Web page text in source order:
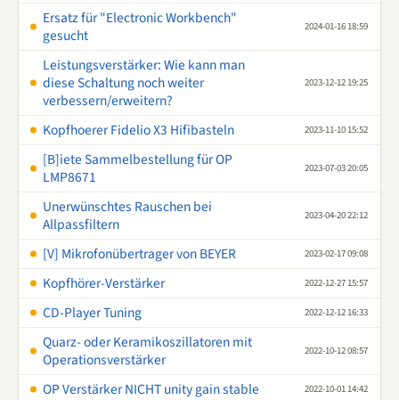
Ersatz für "Electronic Workbench"
gesucht
2024-01-16 18:59
Leistungsverstärker: Wie kann man
diese Schaltung noch weiter
verbessern/erweitern?
2023-12-12 19:25
Kopfhoerer Fidelio X3 Hifibasteln 2023-11-10 15:52
[B]iete Sammelbestellung für OP
LMP8671
2023-07-03 20:05
Unerwünschtes Rauschen bei
Allpassfiltern
2023-04-20 22:12
[V] Mikrofonübertrager von BEYER 2023-02-17 09:08
Kopfhörer-Verstärker 2022-12-27 15:57
CD-Player Tuning 2022-12-12 16:33
Quarz- oder Keramikoszillatoren mit
Operationsverstärker
2022-10-12 08:57
OP Verstärker NICHT unity gain stable 2022-10-01 14:42